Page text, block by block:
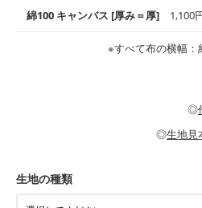
・布団カバーなどの寝具、カーテン
・スタイ、おくるみなどのベビーグ
・ブラウス、チュニック、ワンピー
・パジャマなどの寝具
・ブラウス、シャツ、チュニックな
コットン75％リネン25％の当店のビ
りもふんわりとした柔らかい質感と
綾織りの生地です。しっかりとし
らかいのが特徴です。生地の厚みは
・カーテン、エプロン、テーブル
・パンツ、タックスカートなどのボ
もっと詳しく見る
綿100 キャンバス [厚み＝厚] 1,100
耐久性があります。トートバッグ
小物、インテリア用品に向いていま
・工作用エプロン
※すべて布の横幅：
◎
◎生地見
生地の種類